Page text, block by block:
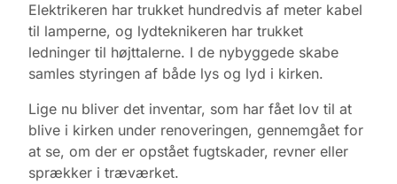
Elektrikeren har trukket hundredvis af meter kabel
til lamperne, og lydteknikeren har trukket
ledninger til højttalerne. I de nybyggede skabe
samles styringen af både lys og lyd i kirken.
Lige nu bliver det inventar, som har fået lov til at
blive i kirken under renoveringen, gennemgået for
at se, om der er opstået fugtskader, revner eller
sprækker i træværket.